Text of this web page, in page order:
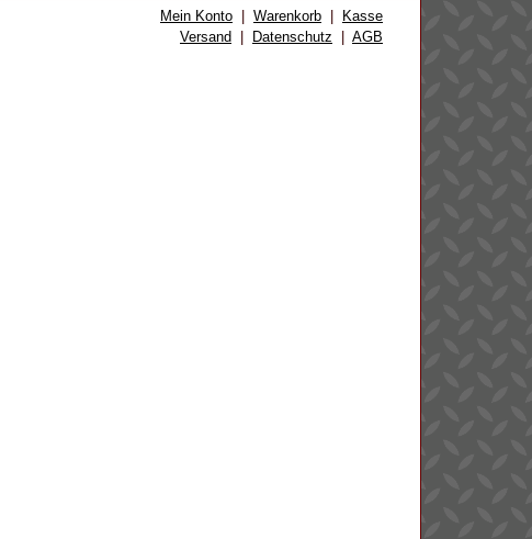
Mein Konto Warenkorb
Kasse
Versand
Datenschutz AGB